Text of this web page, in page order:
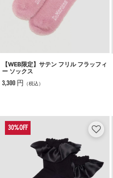
【WEB限定】サテン フリル フラッフィ
ー ソックス
3,300 円 （税込）